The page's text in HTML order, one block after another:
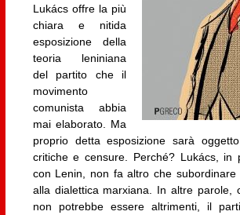
Lukács offre la più
chiara e nitida
esposizione della
teoria leniniana
del partito che il
movimento
comunista abbia
mai elaborato. Ma
proprio detta esposizione sarà
critiche e censure. Perché? Lukács, in
con Lenin, non fa altro che
alla dialettica marxiana. In altre parole,
non potrebbe essere altrimenti, il